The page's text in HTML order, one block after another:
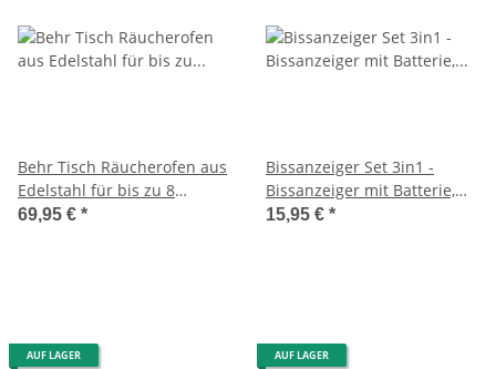
Behr Tisch Räucherofen aus
Edelstahl für bis zu 8
Forellen
69,95 € *
Bissanzeiger Set 3in1 -
Bissanzeiger mit Batterie,
Erdspieß & Rutenauflage
15,95 € *
AUF LAGER AUF LAGER